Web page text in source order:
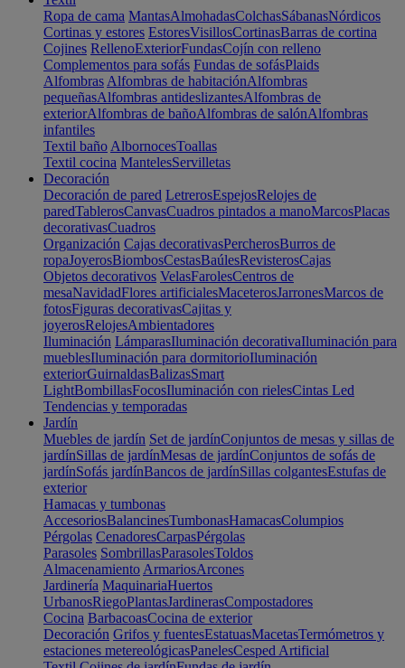
Ropa de cama MantasAlmohadasColchasSábanasNórdicos
Cortinas y estores EstoresVisillosCortinasBarras de cortina
Cojines RellenoExteriorFundasCojín con relleno
Complementos para sofás Fundas de sofásPlaids
Alfombras Alfombras de habitaciónAlfombras
pequeñasAlfombras antideslizantesAlfombras de
exteriorAlfombras de bañoAlfombras de salónAlfombras
infantiles
Textil baño AlbornocesToallas
Textil cocina MantelesServilletas
Decoración
Decoración de pared LetrerosEspejosRelojes de
paredTablerosCanvasCuadros pintados a manoMarcosPlacas
decorativasCuadros
Organización Cajas decorativasPercherosBurros de
ropaJoyerosBiombosCestasBaúlesRevisterosCajas
Objetos decorativos VelasFarolesCentros de
mesaNavidadFlores artificialesMaceterosJarronesMarcos de
fotosFiguras decorativasCajitas y
joyerosRelojesAmbientadores
Iluminación LámparasIluminación decorativaIluminación para
mueblesIluminación para dormitorioIluminación
exteriorGuirnaldasBalizasSmart
LightBombillasFocosIluminación con rielesCintas Led
Tendencias y temporadas
Jardín
Muebles de jardín Set de jardínConjuntos de mesas y sillas de
jardínSillas de jardínMesas de jardínConjuntos de sofás de
jardínSofás jardínBancos de jardínSillas colgantesEstufas de
exterior
Hamacas y tumbonas
AccesoriosBalancinesTumbonasHamacasColumpios
Pérgolas CenadoresCarpasPérgolas
Parasoles SombrillasParasolesToldos
Almacenamiento ArmariosArcones
Jardinería MaquinariaHuertos
UrbanosRiegoPlantasJardinerasCompostadores
Cocina BarbacoasCocina de exterior
Decoración Grifos y fuentesEstatuasMacetasTermómetros y
estaciones metereológicasPanelesCesped Artificial